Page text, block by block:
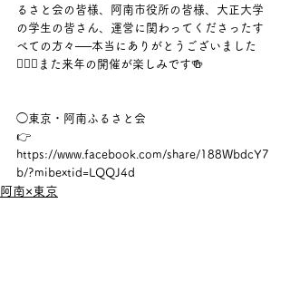
るさと会の皆様、阿南市役所の皆様、大正大学
の学生の皆さん、運営に関わってくださったす
べての方々──本当にありがとうございました
🙇‍♀️✨また来年の開催が楽しみです🍻
◯東京・阿南ふるさと会
👉
https://www.facebook.com/share/188WbdcY7
b/?mibextid=LQQJ4d
阿南×東京